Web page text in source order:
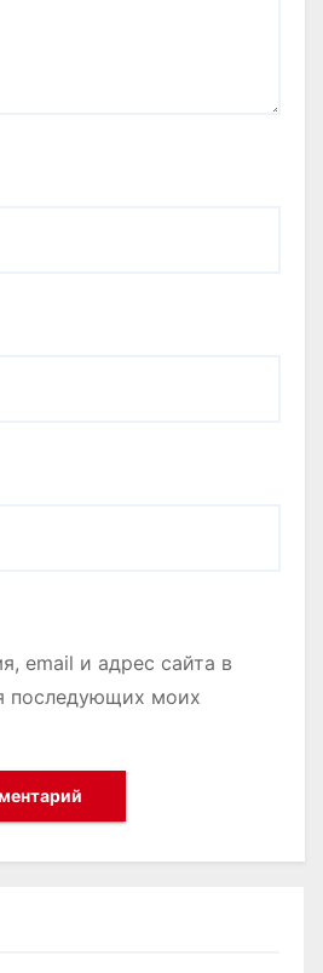
email и адрес сайта в
последующих моих